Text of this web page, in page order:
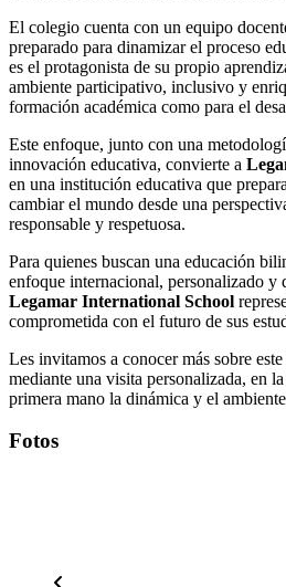
El colegio cuenta con un equipo
preparado para dinamizar el proceso
es el protagonista de su propio
ambiente participativo, inclusivo y
formación académica como para el
Este enfoque, junto con una
innovación educativa, convierte a
en una institución educativa que
cambiar el mundo desde una
responsable y respetuosa.
Para quienes buscan una educación
enfoque internacional, personalizado y
Legamar International School
comprometida con el futuro de sus
Les invitamos a conocer más sobre
mediante una visita personalizada, en
primera mano la dinámica y el
Fotos